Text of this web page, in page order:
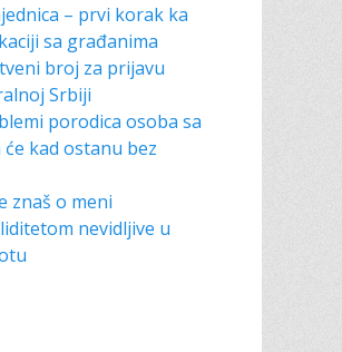
– prvi korak ka
sa građanima
broj za prijavu
Srbiji
porodica osoba sa
kad ostanu bez
znaš o meni
nevidljive u